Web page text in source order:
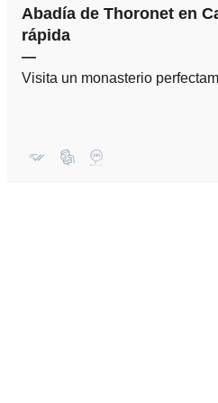
Abadía de Thoronet en
rápida
—
Visita un monasterio